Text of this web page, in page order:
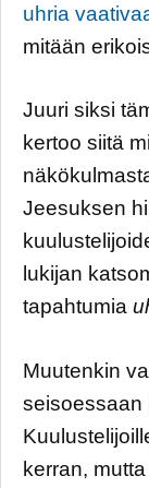
uhria
mitään
Juuri siksi
kertoo siitä
Jeesuksen
lukijan
tapahtumia
Muutenkin
seisoessaan
kerran,